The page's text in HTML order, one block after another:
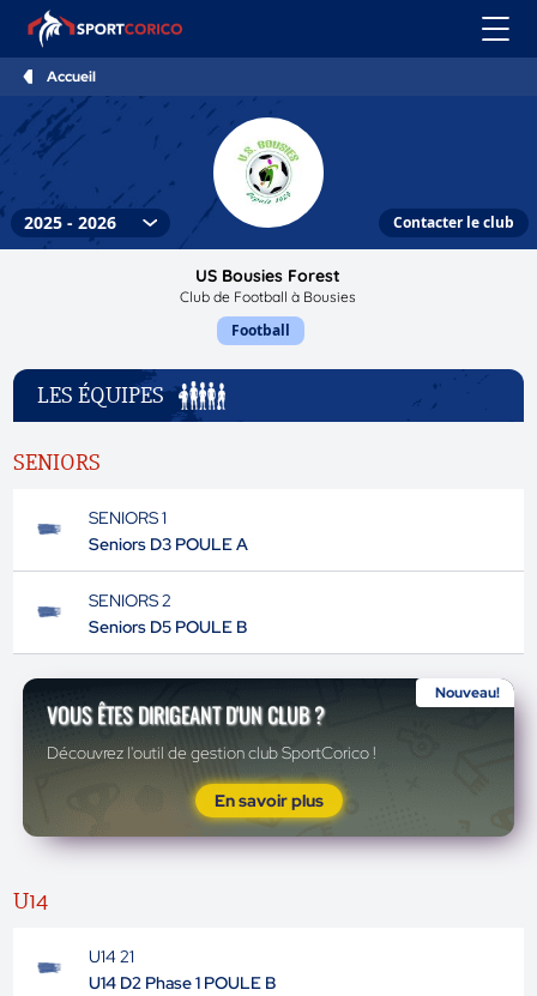
Accueil
Contacter le club
US Bousies Forest
Club de Football à Bousies
Football
LES ÉQUIPES
SENIORS
SENIORS 1
Seniors D3 POULE A
SENIORS 2
Seniors D5 POULE B
Nouveau!
VOUS ÊTES DIRIGEANT D'UN CLUB ?
Découvrez l'outil de gestion club SportCorico !
En savoir plus
U14
U14 21
U14 D2 Phase 1 POULE B